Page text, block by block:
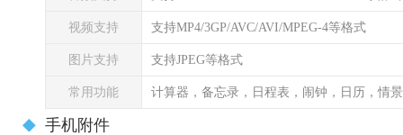
视频支持 支持MP4/3GP/AVC/AVI/MPEG-4等格式
图片支持 支持JPEG等格式
常用功能 计算器，备忘录，日程表，闹钟，日历，情
手机附件